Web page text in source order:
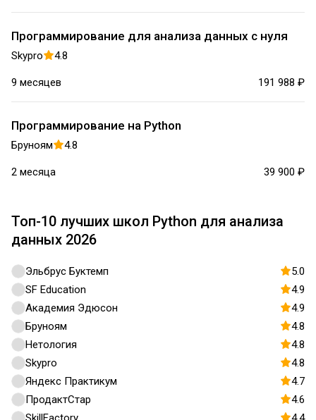
Программирование для анализа данных с нуля
Skypro 4.8
9 месяцев 191 988 ₽
Программирование на Python
Бруноям 4.8
2 месяца 39 900 ₽
Топ-10 лучших школ Python для анализа
данных 2026
Эльбрус Буктемп
5.0
SF Education
4.9
Академия Эдюсон
4.9
Бруноям
4.8
Нетология
4.8
Skypro
4.8
Яндекс Практикум
4.7
ПродактСтар
4.6